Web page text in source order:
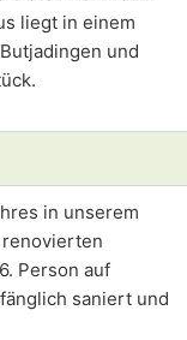
liegt in einem
und
in unserem
Person auf
saniert und